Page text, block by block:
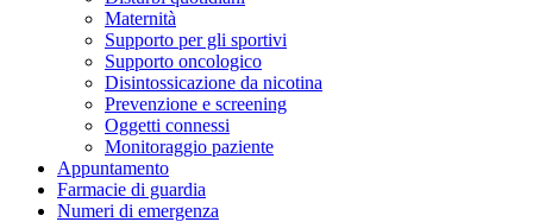
Maternità
Supporto per gli sportivi
Supporto oncologico
Disintossicazione da nicotina
Prevenzione e screening
Oggetti connessi
Monitoraggio paziente
Appuntamento
Farmacie di guardia
Numeri di emergenza